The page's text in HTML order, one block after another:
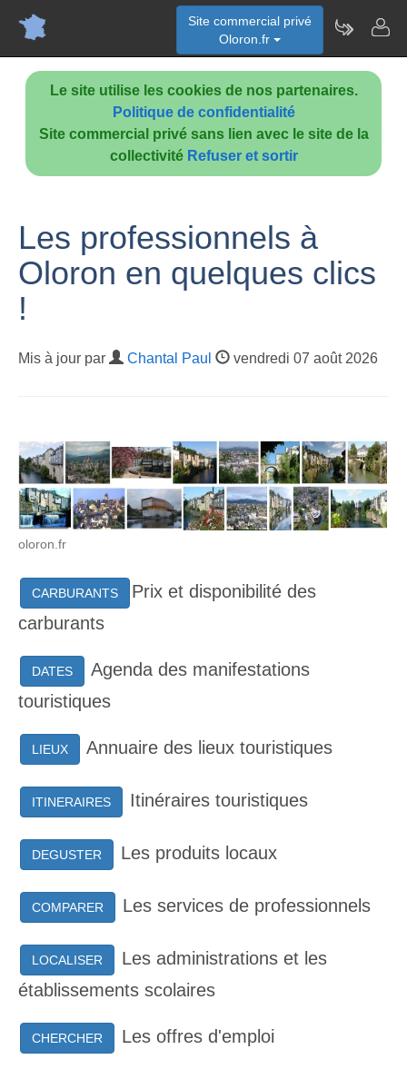
Le site utilise les cookies de nos partenaires.
Politique de confidentialité
Site commercial privé sans lien avec le site de la
collectivité Refuser et sortir
Site commercial privé
Oloron.fr
Les professionnels à
Oloron en quelques clics
!
Mis à jour par Chantal Paul vendredi 07 août 2026
oloron.fr
CARBURANTS
Prix et disponibilité des
carburants
DATES
Agenda des manifestations
touristiques
LIEUX Annuaire des lieux touristiques
ITINERAIRES Itinéraires touristiques
DEGUSTER Les produits locaux
COMPARER Les services de professionnels
LOCALISER
Les administrations et les
établissements scolaires
CHERCHER Les offres d'emploi